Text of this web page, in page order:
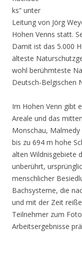
ks“ unter
Leitung von Jörg
Hohen Venns statt.
Damit ist das 5.000
älteste
wohl berühmteste
Deutsch-Belgischen
Im Hohen Venn gibt
Areale und das
Monschau,
bis zu 694 m hohe
alten Wildnisgebiete
unberührt,
menschlicher
Bachsysteme, die
und mit der Zeit
Teilnehmer zum
Arbeitsergebnisse